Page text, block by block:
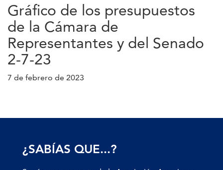
Gráfico de los presupuestos
de la Cámara de
Representantes y del Senado
2-7-23
7 de febrero de 2023
¿SABÍAS QUE...?